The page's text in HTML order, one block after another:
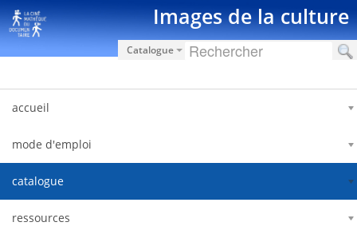
Skip to Content Images de la culture
Catalogue
accueil
mode d'emploi
catalogue
ressources